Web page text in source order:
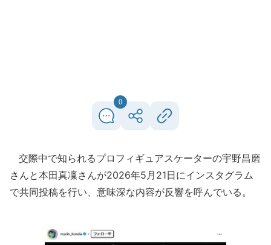
0
交際中で知られるプロフィギュアスケーターの宇野昌磨
さんと本田真凜さんが2026年5月21日にインスタグラム
で共同投稿を行い、意味深な内容が反響を呼んでいる。